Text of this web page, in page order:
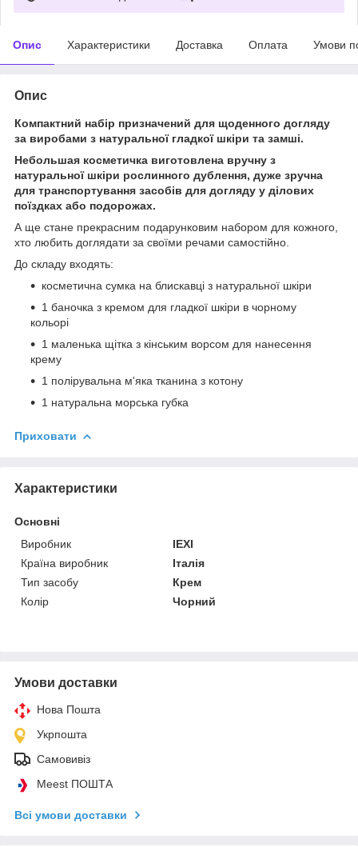
Опис Характеристики Доставка Оплата Умови
Опис
Компактний набір призначений для щоденного догляду
за виробами з натуральної гладкої шкіри та замші.
Небольшая косметичка виготовлена вручну з
натуральної шкіри рослинного дублення, дуже зручна
для транспортування засобів для догляду у ділових
поїздках або подорожах.
А ще стане прекрасним подарунковим набором для кожного,
хто любить доглядати за своїми речами самостійно.
До складу входять:
косметична сумка на блискавці з натуральної шкіри
1 баночка з кремом для гладкої шкіри в чорному
кольорі
1 маленька щітка з кінським ворсом для нанесення
крему
1 полірувальна м'яка тканина з котону
1 натуральна морська губка
Приховати
Характеристики
Основні
Виробник
IEXI
Країна виробник
Італія
Тип засобу
Крем
Колір
Чорний
Умови доставки
Нова Пошта
Укрпошта
Самовивіз
Meest ПОШТА
Всі умови доставки